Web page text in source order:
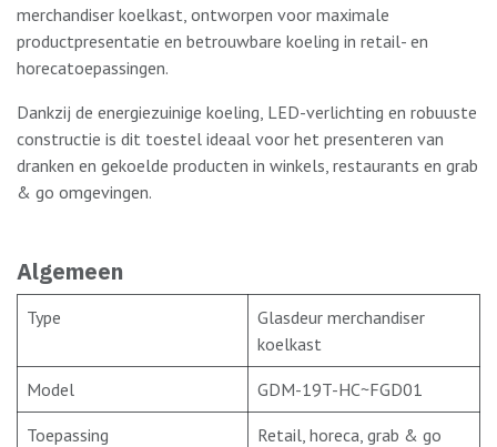
merchandiser koelkast, ontworpen voor maximale
productpresentatie en betrouwbare koeling in retail- en
horecatoepassingen.
Dankzij de energiezuinige koeling, LED-verlichting en robuuste
constructie is dit toestel ideaal voor het presenteren van
dranken en gekoelde producten in winkels, restaurants en grab
& go omgevingen.
Algemeen
Type
Glasdeur merchandiser
koelkast
Model GDM-19T-HC~FGD01
Toepassing Retail, horeca, grab & go